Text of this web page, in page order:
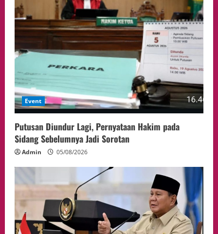
Event
Putusan Diundur Lagi, Pernyataan Hakim pada
Sidang Sebelumnya Jadi Sorotan
Admin 05/08/2026